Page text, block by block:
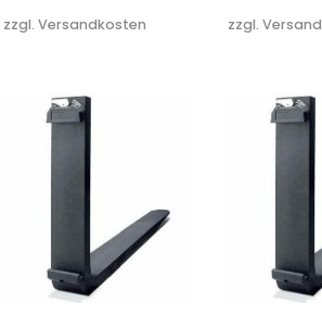
zzgl. Versandkosten zzgl.